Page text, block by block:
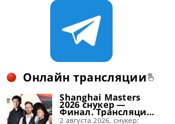
Онлайн трансляции
Shanghai Masters
2026 снукер —
Финал. Трансляции
расписание
2 августа 2026, снукер: